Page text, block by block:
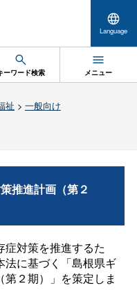
Language
ーワード検索 メニュー
祉 > 一般向け
推進計画（第２
対策を推進するた
法に基づく「島根県ギ
２期）」を策定しま